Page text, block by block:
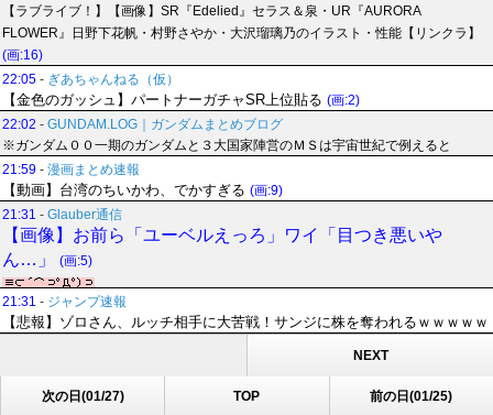
【ラブライブ！】【画像】SR『Edelied』セラス＆泉・UR『AURORA
FLOWER』日野下花帆・村野さやか・大沢瑠璃乃のイラスト・性能【リンクラ】
(画:16)
22:05 - ぎあちゃんねる（仮）
【金色のガッシュ】パートナーガチャSR上位貼る (画:2)
22:02 - GUNDAM.LOG｜ガンダムまとめブログ
※ガンダム００一期のガンダムと３大国家陣営のＭＳは宇宙世紀で例えると
21:59 - 漫画まとめ速報
【動画】台湾のちいかわ、でかすぎる (画:9)
21:31 - Glauber通信
【画像】お前ら「ユーベルえっろ」ワイ「目つき悪いや
ん…」
(画:5)
21:31 - ジャンプ速報
【悲報】ゾロさん、ルッチ相手に大苦戦！サンジに株を奪われるｗｗｗｗｗ
NEXT
次の日(01/27) TOP 前の日(01/25)